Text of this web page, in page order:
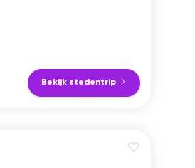
Bekijk stedentrip